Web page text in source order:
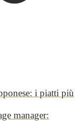
i piatti più
manager: